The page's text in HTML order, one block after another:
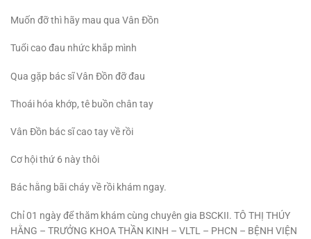
Muốn đỡ thì hãy mau qua Vân Đồn
Tuổi cao đau nhức khắp mình
Qua gặp bác sĩ Vân Đồn đỡ đau
Thoái hóa khớp, tê buồn chân tay
Vân Đồn bác sĩ cao tay về rồi
Cơ hội thứ 6 này thôi
Bác hằng bãi cháy về rồi khám ngay.
Chỉ 01 ngày để thăm khám cùng chuyên gia BSCKII. TÔ THỊ THÚY
HẰNG – TRƯỞNG KHOA THẦN KINH – VLTL – PHCN – BỆNH VIỆN